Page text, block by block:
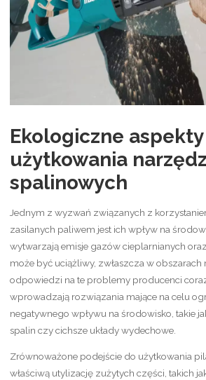
Ekologiczne aspekty
użytkowania
spalinowych
Jednym z wyzwań związanych z
zasilanych paliwem jest ich wpływ na
wytwarzają emisje gazów cieplarnianych
może być uciążliwy, zwłaszcza w obszarach
odpowiedzi na te problemy producenci
wprowadzają rozwiązania mające na celu
negatywnego wpływu na środowisko, takie
spalin czy cichsze układy wydechowe.
Zrównoważone podejście do użytkowania
właściwą utylizację zużytych części, takich